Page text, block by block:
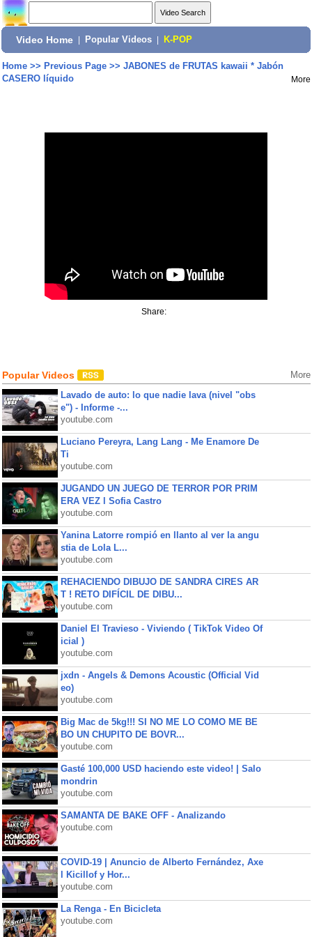
Video Home Popular Videos K-POP
Home>> Previous Page>> JABONES de FRUTAS kawaii * Jabón
CASERO líquido
More
Share:
Popular Videos More
Lavado de auto: lo que nadie lava (nivel "obs
e") - Informe -...
youtube.com
Luciano Pereyra, Lang Lang - Me Enamore De
Ti
youtube.com
JUGANDO UN JUEGO DE TERROR POR PRIM
ERA VEZ l Sofia Castro
youtube.com
Yanina Latorre rompió en llanto al ver la angu
stia de Lola L...
youtube.com
REHACIENDO DIBUJO DE SANDRA CIRES AR
T ! RETO DIFÍCIL DE DIBU...
youtube.com
Daniel El Travieso - Viviendo ( TikTok Video Of
icial )
youtube.com
jxdn - Angels & Demons Acoustic (Official Vid
eo)
youtube.com
Big Mac de 5kg!!! SI NO ME LO COMO ME BE
BO UN CHUPITO DE BOVR...
youtube.com
Gasté 100,000 USD haciendo este video! | Salo
mondrin
youtube.com
SAMANTA DE BAKE OFF - Analizando
youtube.com
COVID-19 | Anuncio de Alberto Fernández, Axe
l Kicillof y Hor...
youtube.com
La Renga - En Bicicleta
youtube.com